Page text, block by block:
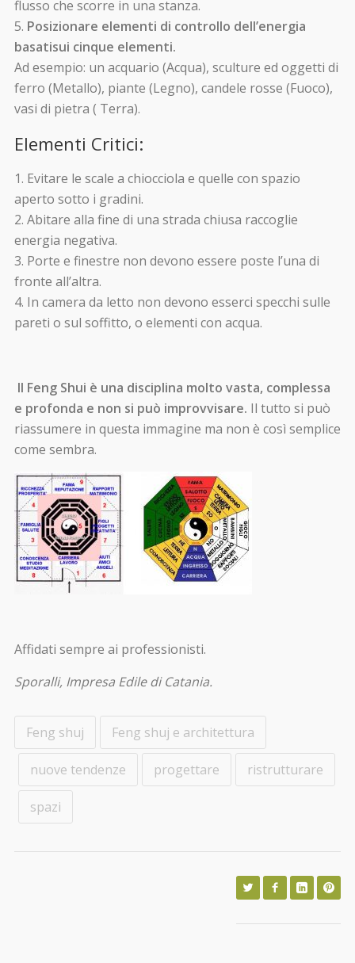
flusso che scorre in una stanza.
Posizionare elementi di controllo dell’energia
basatisui cinque elementi.
Ad esempio: un acquario (Acqua), sculture ed oggetti di
ferro (Metallo), piante (Legno), candele rosse (Fuoco),
vasi di pietra ( Terra).
Elementi Critici:
Evitare le scale a chiocciola e quelle con spazio
aperto sotto i gradini.
Abitare alla fine di una strada chiusa raccoglie
energia negativa.
Porte e finestre non devono essere poste l’una di
fronte all’altra.
In camera da letto non devono esserci specchi sulle
pareti o sul soffitto, o elementi con acqua.
Il Feng Shui è una disciplina molto vasta, complessa
e profonda e non si può improvvisare. Il tutto si può
riassumere in questa immagine ma non è così semplice
come sembra.
Affidati sempre ai professionisti.
Sporalli, Impresa Edile di Catania.
Feng shuj Feng shuj e architettura
nuove tendenze progettare ristrutturare
spazi